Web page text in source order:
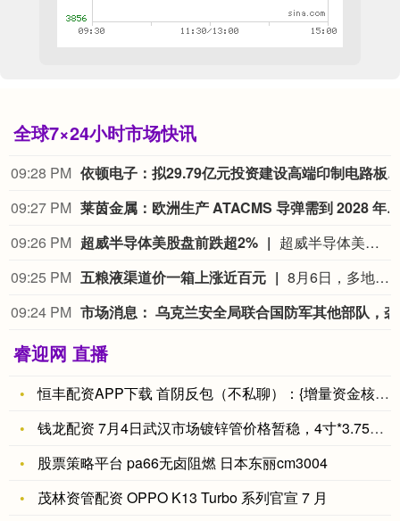
全球7×24小时市场快讯
09:28 PM
依顿电子：拟29.79亿元投资建设高端
09:27 PM
莱茵金属：欧洲生产 ATACMS 导弹需到 2028 年才能完成。
09:26 PM 超威半导体美股盘前跌超2%
超威半导体美股盘前跌超2%，现报472.24美元。
09:25 PM 五粮液渠道价一箱上涨近百元
8月6日，多地五粮液经销商宣布第八代五粮液价格上涨。记者注意到，6日上午有西部某省经销商在朋友圈发布海报，称第八代五粮液价格已经上调，“以当天报价为准”。郑州百荣市场是白酒价格的风向标，6日第八代五粮液最新整箱报价上涨90元——这是酒商之间的调货价，是业内判断白酒产品价格的参考之一。（21世纪经济报道）
09:24 PM
睿迎网 直播
恒丰配资APP下载 首阴反包（不私聊）：{增量资金核心信号副
钱龙配资 7月4日武汉市场镀锌管价格暂稳，4寸*3.75mm
股票策略平台 pa66无卤阻燃 日本东丽cm3004
茂林资管配资 OPPO K13 Turbo 系列官宣 7 月